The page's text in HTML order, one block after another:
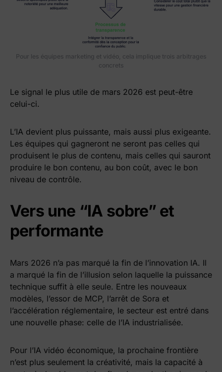
Pour les équipes marketing et vidéo, cela implique trois arbitrages
concrets
Le signal le plus utile de mars 2026 est peut-être
celui-ci.
L’IA devient plus puissante, mais aussi plus exigeante.
Les équipes qui gagneront ne seront pas celles qui
produisent le plus de contenu, mais celles qui sauront
produire le bon contenu, au bon coût, avec le bon
niveau de contrôle.
Vers une “IA sobre” et
performante
Mars 2026 n’a pas marqué la fin de l’innovation IA. Il
a marqué la fin de l’illusion selon laquelle la puissance
technique suffit à elle seule. Entre les nouveaux
modèles, l’essor de MCP, l’arrêt de Sora et
l’accélération réglementaire, le secteur est entré dans
une nouvelle phase: celle de l’IA industrialisée.
Pour l’IA vidéo économique, la prochaine frontière
n’est plus seulement la créativité, mais la capacité à